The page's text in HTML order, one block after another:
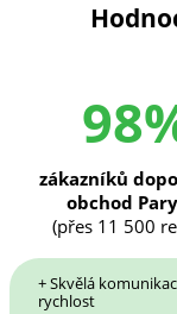
zákazníků
obchod
(přes 11 500
+ Skvělá
rychlost